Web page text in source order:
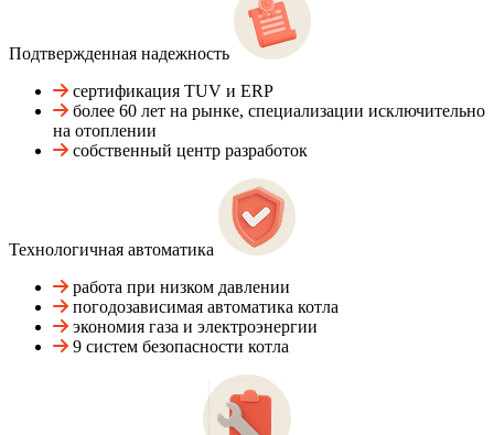
Подтвержденная надежность
сертификация TUV и ERP
более 60 лет на рынке, специализации исключительно
на отоплении
собственный центр разработок
Технологичная автоматика
работа при низком давлении
погодозависимая автоматика котла
экономия газа и электроэнергии
9 систем безопасности котла